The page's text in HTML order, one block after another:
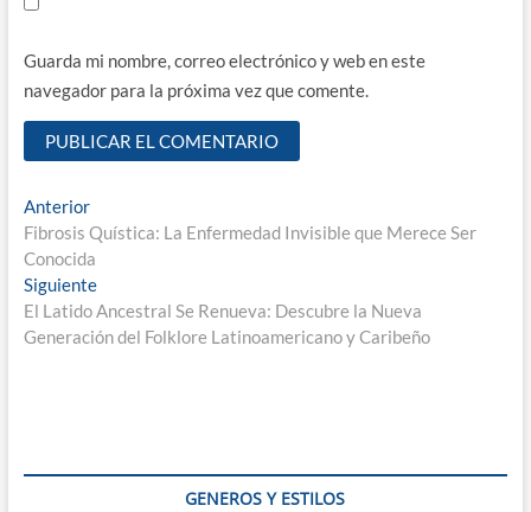
Guarda mi nombre, correo electrónico y web en este
navegador para la próxima vez que comente.
Navegación
de
entradas
AnteriorEntrada
anterior:
Fibrosis Quística: La Enfermedad Invisible que Merece Ser
Conocida
SiguienteEntrada
siguiente:
El Latido Ancestral Se Renueva: Descubre la Nueva
Generación del Folklore Latinoamericano y Caribeño
GENEROS Y ESTILOS